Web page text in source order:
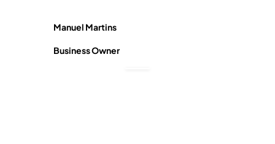
Manuel Martins
Business Owner